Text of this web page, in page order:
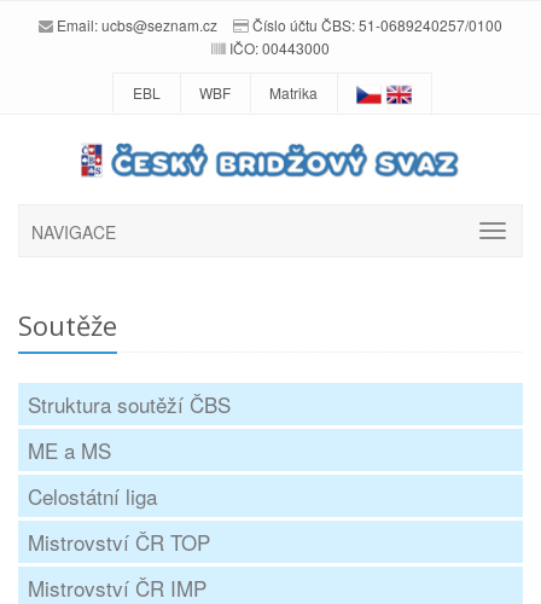
Email:ucbs@seznam.cz
Číslo účtu ČBS: 51-0689240257/0100
IČO: 00443000
EBL WBF Matrika
NAVIGACE
Soutěže
Struktura soutěží ČBS
ME a MS
Celostátní liga
Mistrovství ČR TOP
Mistrovství ČR IMP